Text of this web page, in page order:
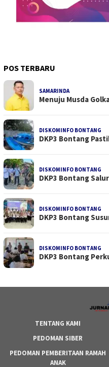
POS TERBARU
SAMARINDA
Menuju Musda
DISKOMINFO BONTANG
DKP3 Bontang
DISKOMINFO BONTANG
DKP3 Bontang
DISKOMINFO BONTANG
DKP3 Bontang
DISKOMINFO BONTANG
DKP3 Bontang
TENTANG KAMI
PEDOMAN SIBER
PEDOMAN PEMBERITAAN RAMAH
ANAK